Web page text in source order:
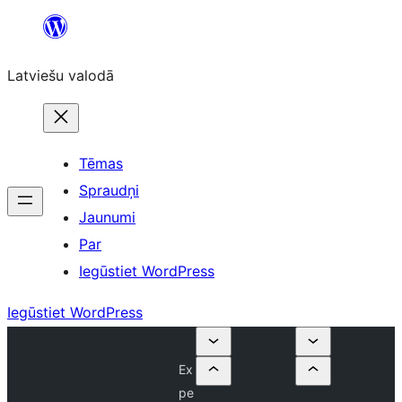
Pāriet
saturu
Latviešu valodā
Tēmas
Spraudņi
Jaunumi
Par
Iegūstiet WordPress
Iegūstiet WordPress
Ex
pe